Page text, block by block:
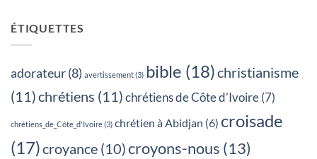
ÉTIQUETTES
adorateur(8) avertissement(3) bible (18)christianisme
(11)chrétiens (11)chrétiens de Côte d’Ivoire(7)
chrétiens_de_Côte_d'Ivoire(3) chrétien à Abidjan (6) croisade
(17)croyance (10)croyons-nous (13)